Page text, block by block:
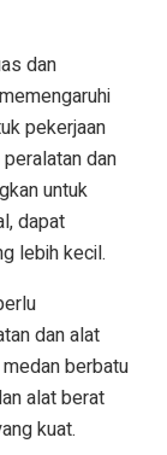
dan
pekerjaan
dan
untuk
dapat
lebih kecil.
dan alat
berbatu
alat berat
kuat.